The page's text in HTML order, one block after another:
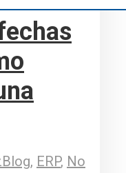
Blog, ERP, No